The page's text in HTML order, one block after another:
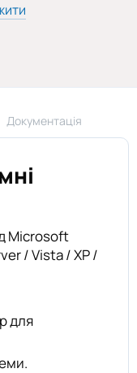
Документація
Microsoft
/ Vista / XP /
для